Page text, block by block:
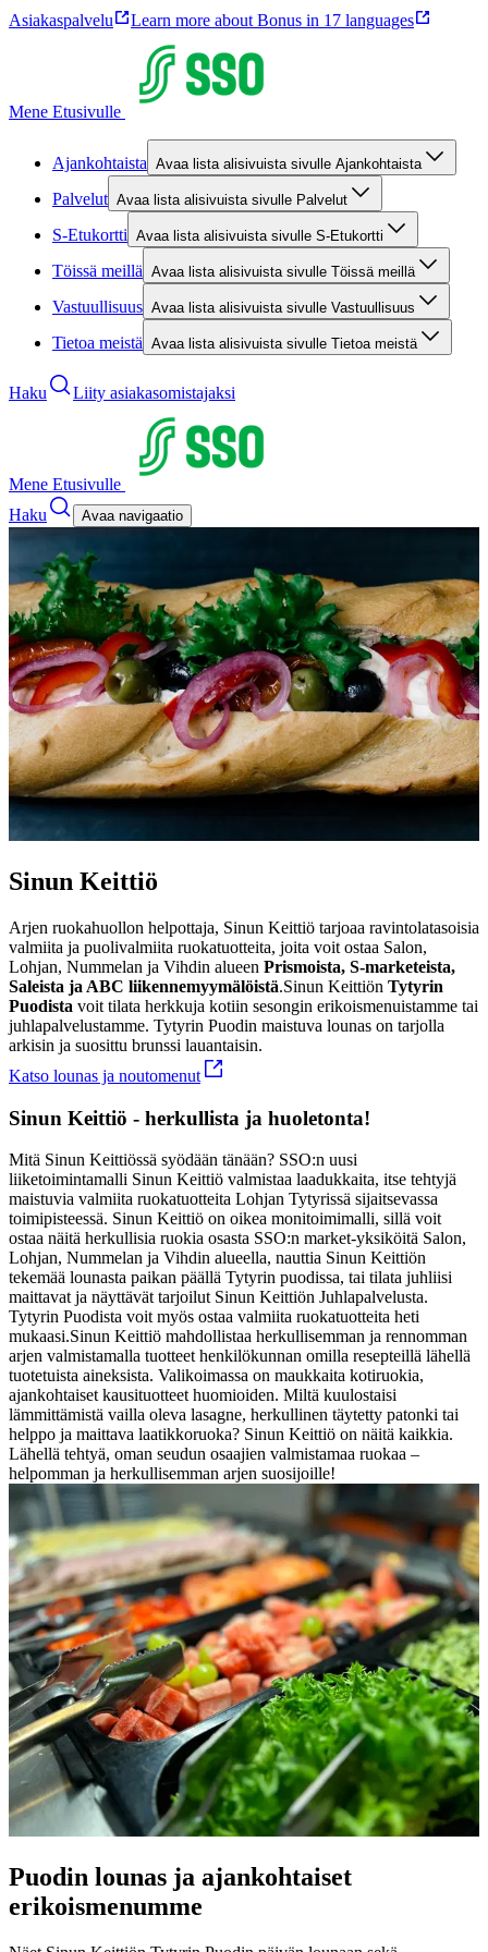
Asiakaspalvelu Learn more about Bonus in 17 languages
Mene Etusivulle
Ajankohtaista Avaa lista alisivuista sivulle Ajankohtaista
Palvelut Avaa lista alisivuista sivulle Palvelut
S-Etukortti Avaa lista alisivuista sivulle S-Etukortti
Töissä meillä Avaa lista alisivuista sivulle Töissä meillä
Vastuullisuus Avaa lista alisivuista sivulle Vastuullisuus
Tietoa meistä Avaa lista alisivuista sivulle Tietoa meistä
Haku Liity asiakasomistajaksi
Mene Etusivulle
Haku
Avaa navigaatio
Sinun Keittiö
Arjen ruokahuollon helpottaja, Sinun Keittiö tarjoaa ravintolatasoisia
valmiita ja puolivalmiita ruokatuotteita, joita voit ostaa Salon,
Lohjan, Nummelan ja Vihdin alueen Prismoista, S-marketeista,
Saleista ja ABC liikennemyymälöistä.Sinun Keittiön Tytyrin
Puodista voit tilata herkkuja kotiin sesongin erikoismenuistamme tai
juhlapalvelustamme. Tytyrin Puodin maistuva lounas on tarjolla
arkisin ja suosittu brunssi lauantaisin.
Katso lounas ja noutomenut
Sinun Keittiö - herkullista ja huoletonta!
Mitä Sinun Keittiössä syödään tänään? SSO:n uusi
liiketoimintamalli Sinun Keittiö valmistaa laadukkaita, itse tehtyjä
maistuvia valmiita ruokatuotteita Lohjan Tytyrissä sijaitsevassa
toimipisteessä. Sinun Keittiö on oikea monitoimimalli, sillä voit
ostaa näitä herkullisia ruokia osasta SSO:n market-yksiköitä Salon,
Lohjan, Nummelan ja Vihdin alueella, nauttia Sinun Keittiön
tekemää lounasta paikan päällä Tytyrin puodissa, tai tilata juhliisi
maittavat ja näyttävät tarjoilut Sinun Keittiön Juhlapalvelusta.
Tytyrin Puodista voit myös ostaa valmiita ruokatuotteita heti
mukaasi.Sinun Keittiö mahdollistaa herkullisemman ja rennomman
arjen valmistamalla tuotteet henkilökunnan omilla resepteillä lähellä
tuotetuista aineksista. Valikoimassa on maukkaita kotiruokia,
ajankohtaiset kausituotteet huomioiden. Miltä kuulostaisi
lämmittämistä vailla oleva lasagne, herkullinen täytetty patonki tai
helppo ja maittava laatikkoruoka? Sinun Keittiö on näitä kaikkia.
Lähellä tehtyä, oman seudun osaajien valmistamaa ruokaa –
helpomman ja herkullisemman arjen suosijoille!
Puodin lounas ja ajankohtaiset
erikoismenumme